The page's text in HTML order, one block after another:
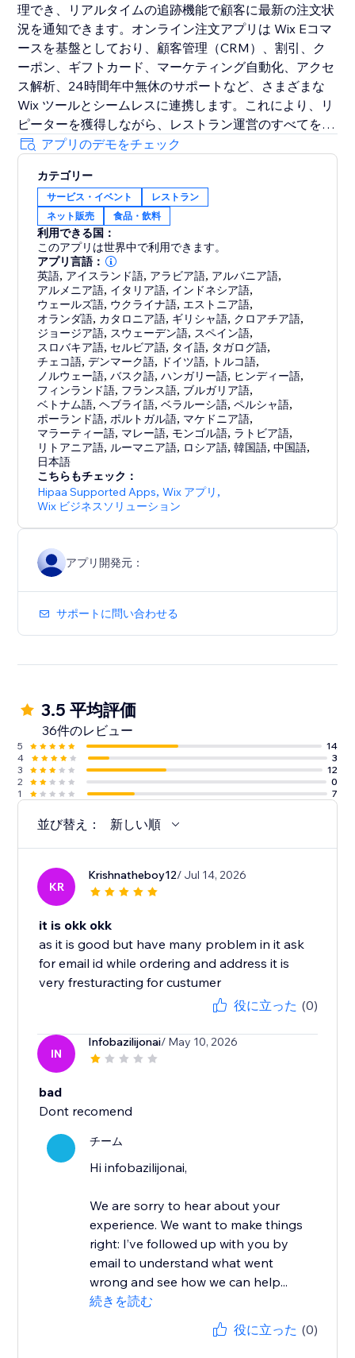
理でき、リアルタイムの追跡機能で顧客に最新の注文状
況を通知できます。オンライン注文アプリは Wix Eコマ
ースを基盤としており、顧客管理（CRM）、割引、ク
ーポン、ギフトカード、マーケティング自動化、アクセ
ス解析、24時間年中無休のサポートなど、さまざまな
Wix ツールとシームレスに連携します。これにより、リ
ピーターを獲得しながら、レストラン運営のすべてを1
か所で完結させることができます。
アプリのデモをチェック
カテゴリー
サービス・イベント
レストラン
ネット販売
食品・飲料
利用できる国：
このアプリは世界中で利用できます。
アプリ言語：
英語, アイスランド語, アラビア語, アルバニア語,
アルメニア語, イタリア語, インドネシア語,
ウェールズ語, ウクライナ語, エストニア語,
オランダ語, カタロニア語, ギリシャ語, クロアチア語,
ジョージア語, スウェーデン語, スペイン語,
スロバキア語, セルビア語, タイ語, タガログ語,
チェコ語,デンマーク語, ドイツ語, トルコ語,
ノルウェー語,バスク語,ハンガリー語, ヒンディー語,
フィンランド語, フランス語, ブルガリア語,
ベトナム語,ヘブライ語,ベラルーシ語,ペルシャ語,
ポーランド語, ポルトガル語, マケドニア語,
マラーティー語, マレー語, モンゴル語, ラトビア語,
リトアニア語, ルーマニア語, ロシア語,韓国語,中国語,
日本語
こちらもチェック：
Hipaa Supported Apps,Wix アプリ ,
Wix ビジネスソリューション
アプリ開発元：
サポートに問い合わせる
3.5 平均評価
36件のレビュー
5
14
4
3
3
12
2
0
1
7
並び替え： 新しい順
KR
Krishnatheboy12/ Jul 14, 2026
it is okk okk
as it is good but have many problem in it ask
for email id while ordering and address it is
very fresturacting for custumer
役に立った (0)
IN
Infobazilijonai/ May 10, 2026
bad
Dont recomend
チーム
Hi infobazilijonai,
We are sorry to hear about your
experience. We want to make things
right: I’ve followed up with you by
email to understand what went
wrong and see how we can help...
続きを読む
役に立った (0)